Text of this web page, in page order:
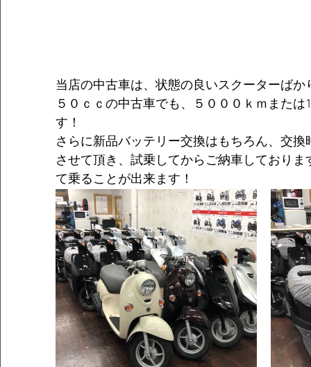
当店の中古車は、状態の良いスクーターばか
５０ｃｃの中古車でも、５０００ｋｍまた
す！
さらに新品バッテリー交換はもちろん、交
させて頂き、試乗してからご納車しており
て乗ることが出来ます！